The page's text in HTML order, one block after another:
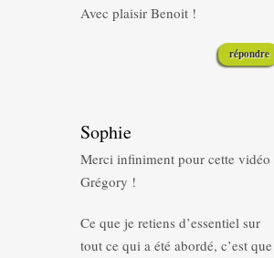
Avec plaisir Benoit !
répondre
Sophie
Merci infiniment pour cette vidéo
Grégory !
Ce que je retiens d’essentiel sur
tout ce qui a été abordé, c’est que